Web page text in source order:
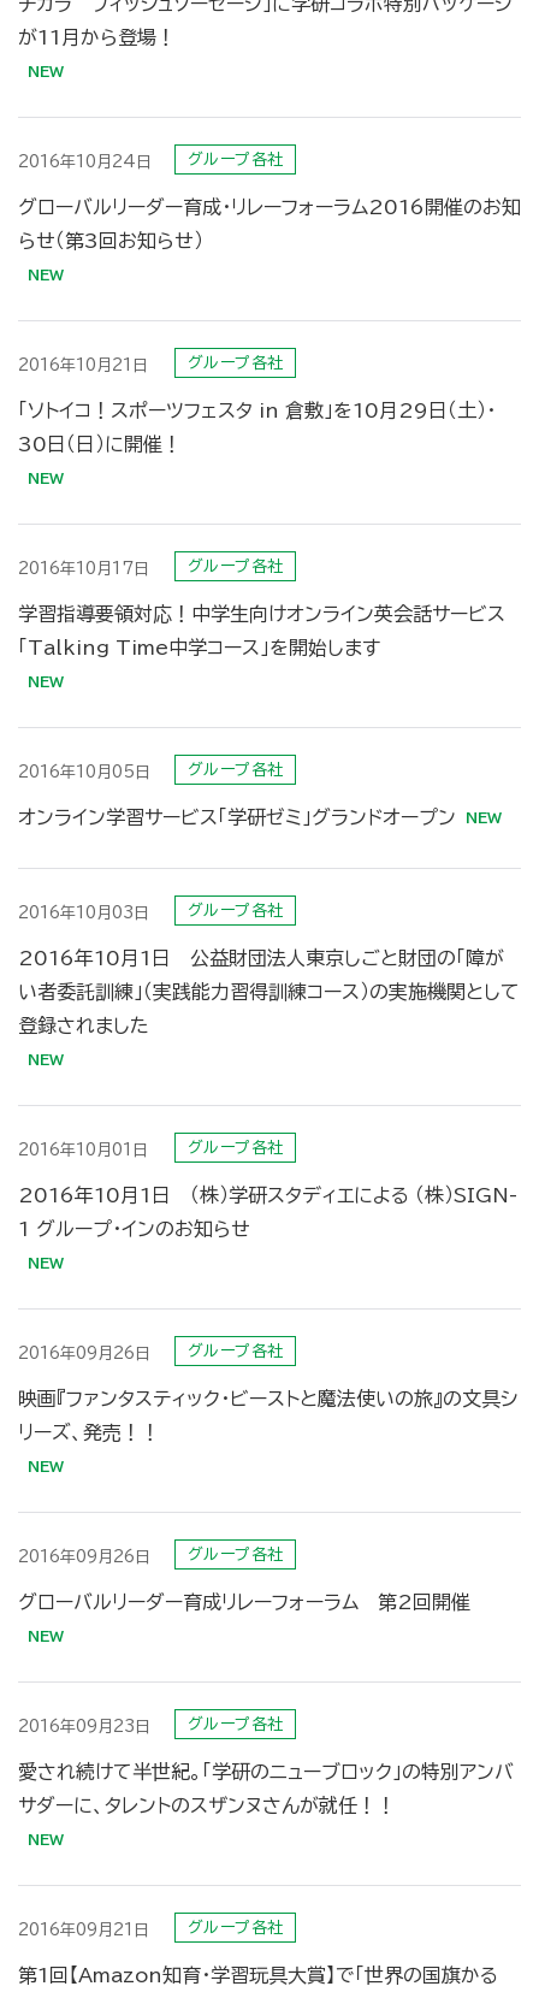
が11月から登場！
2016年10月24日 グループ各社
グローバルリーダー育成・リレーフォーラム2016開催のお知
らせ（第3回お知らせ）
2016年10月21日 グループ各社
「ソトイコ！スポーツフェスタ in 倉敷」を10月29日（土）・
30日（日）に開催！
2016年10月17日 グループ各社
学習指導要領対応！中学生向けオンライン英会話サービス
「Talking Time中学コース」を開始します
2016年10月05日 グループ各社
オンライン学習サービス「学研ゼミ」グランドオープン
2016年10月03日 グループ各社
2016年10月1日 公益財団法人東京しごと財団の「障が
い者委託訓練」（実践能力習得訓練コース）の実施機関として
登録されました
2016年10月01日 グループ各社
2016年10月1日 （株）学研スタディエによる （株）SIGN-
1 グループ・インのお知らせ
2016年09月26日 グループ各社
映画『ファンタスティック・ビーストと魔法使いの旅』の文具シ
リーズ、発売！！
2016年09月26日 グループ各社
グローバルリーダー育成リレーフォーラム 第2回開催
2016年09月23日 グループ各社
愛され続けて半世紀。「学研のニューブロック」の特別アンバ
サダーに、タレントのスザンヌさんが就任！！
2016年09月21日 グループ各社
第1回【Amazon知育・学習玩具大賞】で「世界の国旗かる